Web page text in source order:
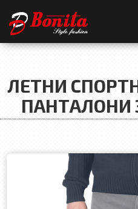
ЛЕТНИ
ПАНТАЛОНИ